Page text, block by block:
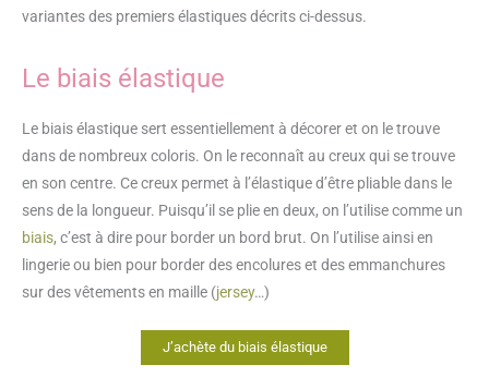
variantes des premiers élastiques décrits ci-dessus.
Le biais élastique
Le biais élastique sert essentiellement à décorer et on le trouve
dans de nombreux coloris. On le reconnaît au creux qui se trouve
en son centre. Ce creux permet à l’élastique d’être pliable dans le
sens de la longueur. Puisqu’il se plie en deux, on l’utilise comme un
biais, c’est à dire pour border un bord brut. On l’utilise ainsi en
lingerie ou bien pour border des encolures et des emmanchures
sur des vêtements en maille (jersey…)
J’achète du biais élastique